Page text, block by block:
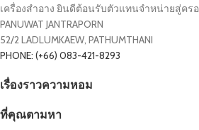
เครื่องสำอาง ยินดีต้อนรับตัวแทนจำหน่ายสู่คร
PANUWAT JANTRAPORN
52/2 LADLUMKAEW, PATHUMTHANI
PHONE: (+66) 083-421-8293
เรื่องราวความหอม
ที่คุณตามหา